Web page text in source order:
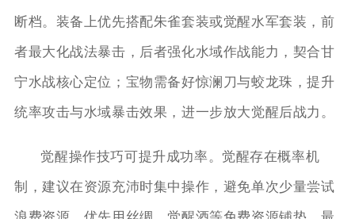
断档。装备上优先搭配朱雀套装或觉醒水军套装，前
者最大化战法暴击，后者强化水域作战能力，契合甘
宁水战核心定位；宝物需备好惊澜刀与蛟龙珠，提升
统率攻击与水域暴击效果，进一步放大觉醒后战力。
觉醒操作技巧可提升成功率。觉醒存在概率机
制，建议在资源充沛时集中操作，避免单次少量尝试